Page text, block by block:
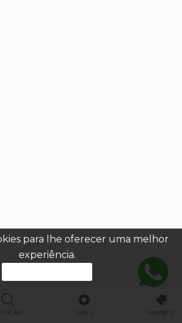
para lhe oferecer uma melhor
experiência.
MAIS ANUNCIE